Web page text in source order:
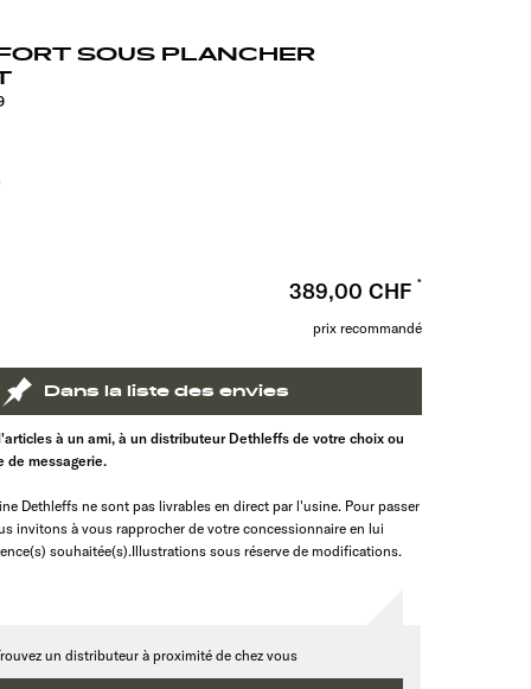
SOUS PLANCHER
389,00 CHF
prix recommandé
Dans la liste des envies
à un ami, à un distributeur Dethleffs de votre choix ou
de messagerie.
Dethleffs ne sont pas livrables en direct par l'usine. Pour passer
invitons à vous rapprocher de votre concessionnaire en lui
souhaitée(s).Illustrations sous réserve de modifications.
un distributeur à proximité de chez vous